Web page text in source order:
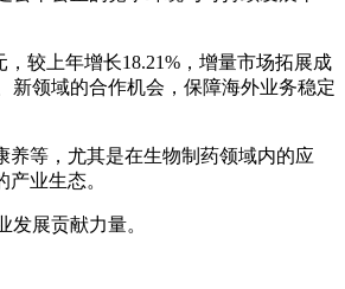
较上年增长18.21%，增量市场拓展成
新领域的合作机会，保障海外业务稳定
养等，尤其是在生物制药领域内的应
业生态。
展贡献力量。